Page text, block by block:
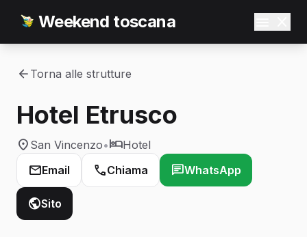
Weekend toscana
Torna alle strutture
Hotel Etrusco
San Vincenzo•
Hotel
Email
Chiama WhatsApp
Sito